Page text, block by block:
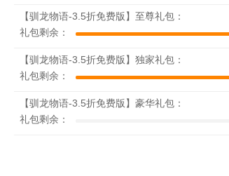
【驯龙物语-3.5折免费版】至尊礼包：
礼包剩余：
【驯龙物语-3.5折免费版】独家礼包：
礼包剩余：
【驯龙物语-3.5折免费版】豪华礼包：
礼包剩余：